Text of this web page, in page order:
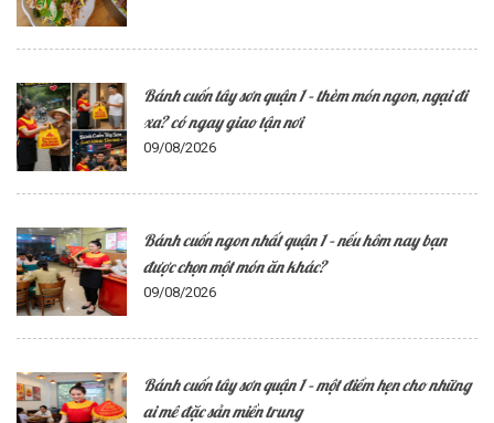
Bánh cuốn tây sơn quận 1 – thèm món ngon, ngại đi
xa? có ngay giao tận nơi
09/08/2026
Bánh cuốn ngon nhất quận 1 – nếu hôm nay bạn
được chọn một món ăn khác?
09/08/2026
Bánh cuốn tây sơn quận 1 – một điểm hẹn cho những
ai mê đặc sản miền trung